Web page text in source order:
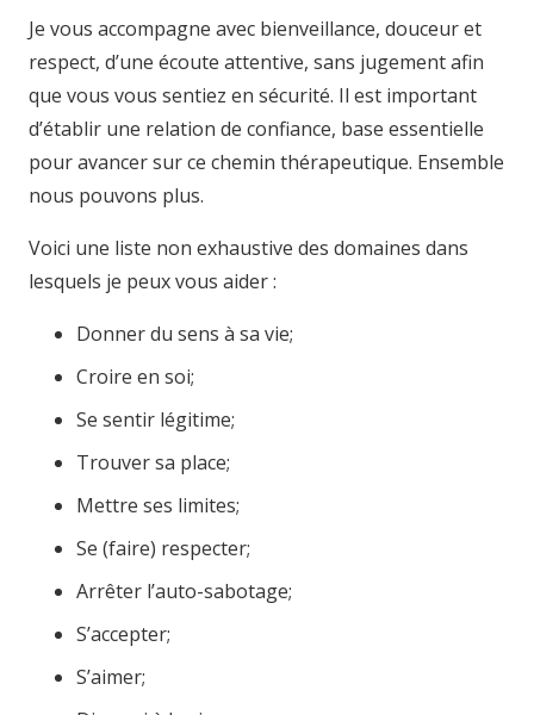
Je vous accompagne avec bienveillance, douceur et
respect, d’une écoute attentive, sans jugement afin
que vous vous sentiez en sécurité. Il est important
d’établir une relation de confiance, base essentielle
pour avancer sur ce chemin thérapeutique. Ensemble
nous pouvons plus.
Voici une liste non exhaustive des domaines dans
lesquels je peux vous aider :
Donner du sens à sa vie;
Croire en soi;
Se sentir légitime;
Trouver sa place;
Mettre ses limites;
Se (faire) respecter;
Arrêter l’auto-sabotage;
S’accepter;
S’aimer;